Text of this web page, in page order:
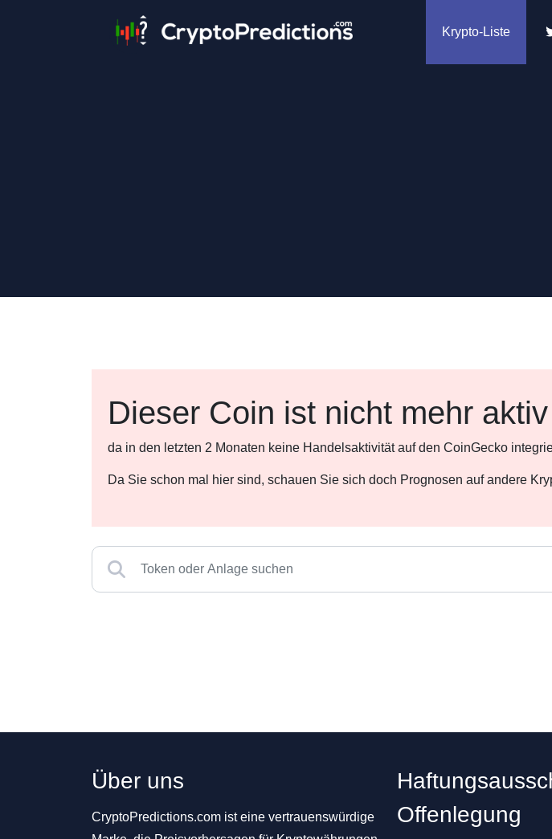
Krypto-Liste
Dieser Coin ist nicht mehr aktiv
da in den letzten 2 Monaten keine Handelsaktivität auf den CoinGecko
Da Sie schon mal hier sind, schauen Sie sich doch Prognosen auf andere
Über uns
CryptoPredictions.com ist eine vertrauenswürdige
Offenlegung